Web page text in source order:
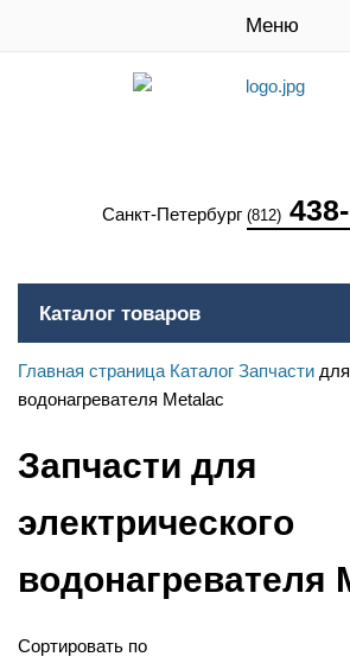
Меню
Санкт-Петербург (812)
Каталог товаров
Главная страница Каталог Запчасти
водонагревателя Metalac
Запчасти для
электрического
водонагревателя
Сортировать по